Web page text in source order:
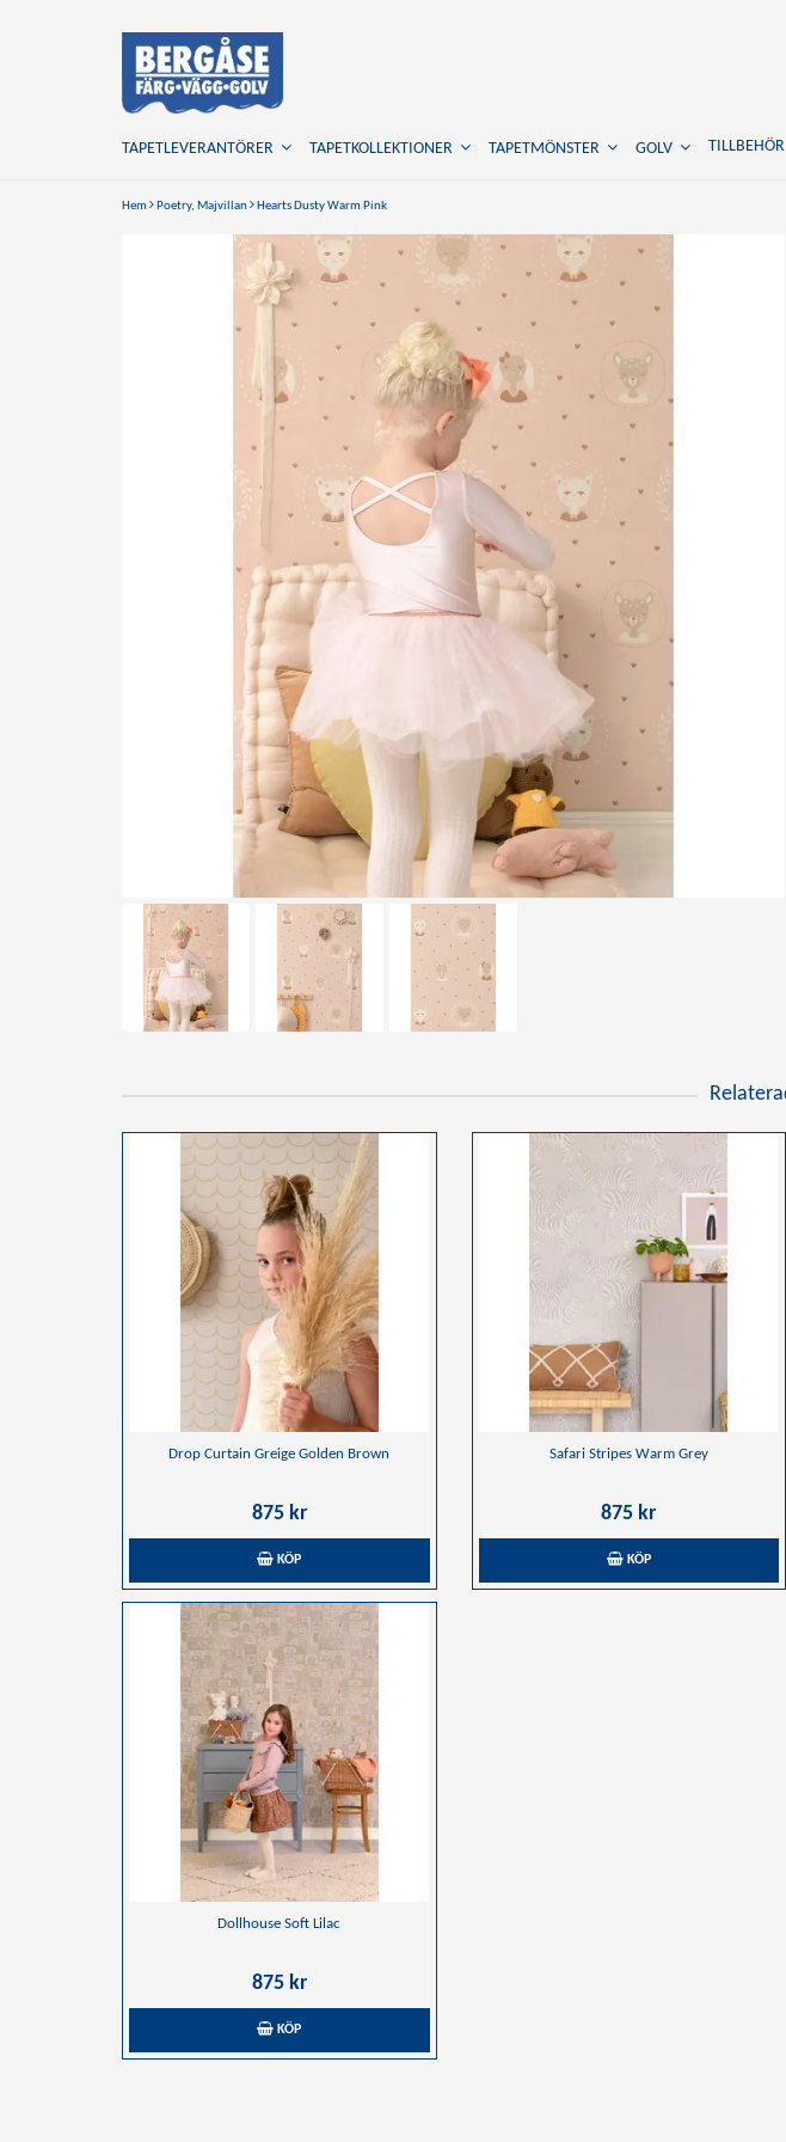
Hem Poetry, Majvillan Hearts Dusty Warm Pink
Drop Curtain Greige Golden Brown
875 kr
KÖP
Safari Stripes Warm Grey
875 kr
KÖP
Dollhouse Soft Lilac
875 kr
KÖP
TAPETLEVERANTÖRER TAPETKOLLEKTIONER TAPETMÖNSTER GOLV TILLBEHÖR